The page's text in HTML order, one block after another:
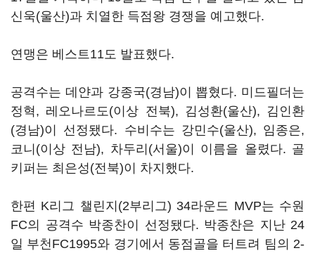
신욱(울산)과 치열한 득점왕 경쟁을 예고했다.
연맹은 베스트11도 발표했다.
공격수는 데얀과 강종국(경남)이 뽑혔다. 미드필더는
정혁, 레오나르도(이상 전북), 김성환(울산), 김인환
(경남)이 선정됐다. 수비수는 강민수(울산), 임종은,
코니(이상 전남), 차두리(서울)이 이름을 올렸다. 골
키퍼는 최은성(전북)이 차지했다.
한편 K리그 챌린지(2부리그) 34라운드 MVP는 수원
FC의 공격수 박종찬이 선정됐다. 박종찬은 지난 24
일 부천FC1995와 경기에서 동점골을 터트려 팀의 2-